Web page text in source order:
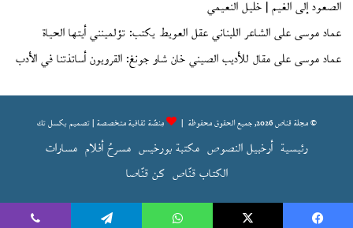
الصعود إلى الغيم | خليل النعيمي
عماد موسىعلىالشاعر اللبناني عقل العويط يكتب: تؤلمينني أيتها الحياة
عماد موسىعلىمقال للأديب الصيني خان شاو جونغ: القرويون أساتذتنا في الأدب
© مجلة قناص 2026, جميع الحقوق محفوظة | مِنصّة ثقافية متخصصة | تصميمبكسل تك
رئيسية أرخبيل النصوص مكتبة بورخيس مسرحُ أفلام مسارات
الكتاب قنّاص كن قنّاصا